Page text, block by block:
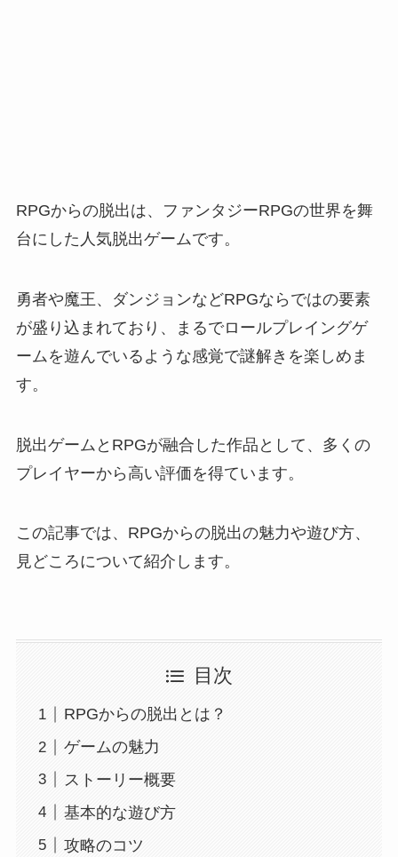
RPGからの脱出は、ファンタジーRPGの世界を舞
台にした人気脱出ゲームです。
勇者や魔王、ダンジョンなどRPGならではの要素
が盛り込まれており、まるでロールプレイングゲ
ームを遊んでいるような感覚で謎解きを楽しめま
す。
脱出ゲームとRPGが融合した作品として、多くの
プレイヤーから高い評価を得ています。
この記事では、RPGからの脱出の魅力や遊び方、
見どころについて紹介します。
目次
RPGからの脱出とは？
ゲームの魅力
ストーリー概要
基本的な遊び方
攻略のコツ